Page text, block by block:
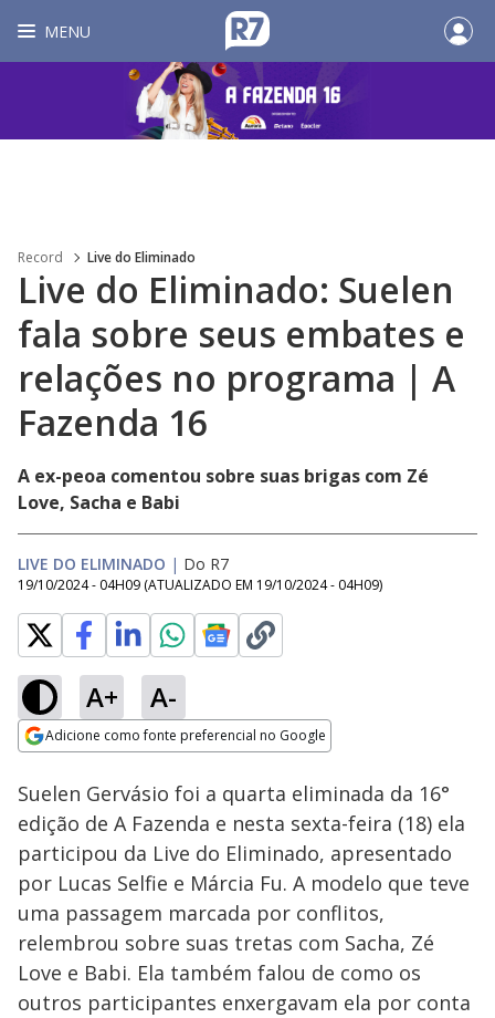
MENU
Record Live do Eliminado
Live do Eliminado: Suelen
fala sobre seus embates e
relações no programa | A
Fazenda 16
A ex-peoa comentou sobre suas brigas com Zé
Love, Sacha e Babi
LIVE DO ELIMINADO | Do R7
19/10/2024 - 04H09 (ATUALIZADO EM 19/10/2024 - 04H09)
A+ A-
Adicione como fonte preferencial no Google
Ativar
Loaded :
1.81%
Suelen Gervásio foi a quarta eliminada da 16°
edição de A Fazenda e nesta sexta-feira (18) ela
participou da Live do Eliminado, apresentado
por Lucas Selfie e Márcia Fu. A modelo que teve
uma passagem marcada por conflitos,
relembrou sobre suas tretas com Sacha, Zé
Love e Babi. Ela também falou de como os
outros participantes enxergavam ela por conta